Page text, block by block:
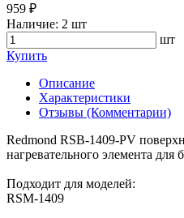
959 ₽
Наличие: 2 шт
шт
Купить
Описание
Характеристики
Отзывы (Комментарии)
Redmond RSB-1409-PV
нагревательного элемента
Подходит для моделей:
RSM-1409